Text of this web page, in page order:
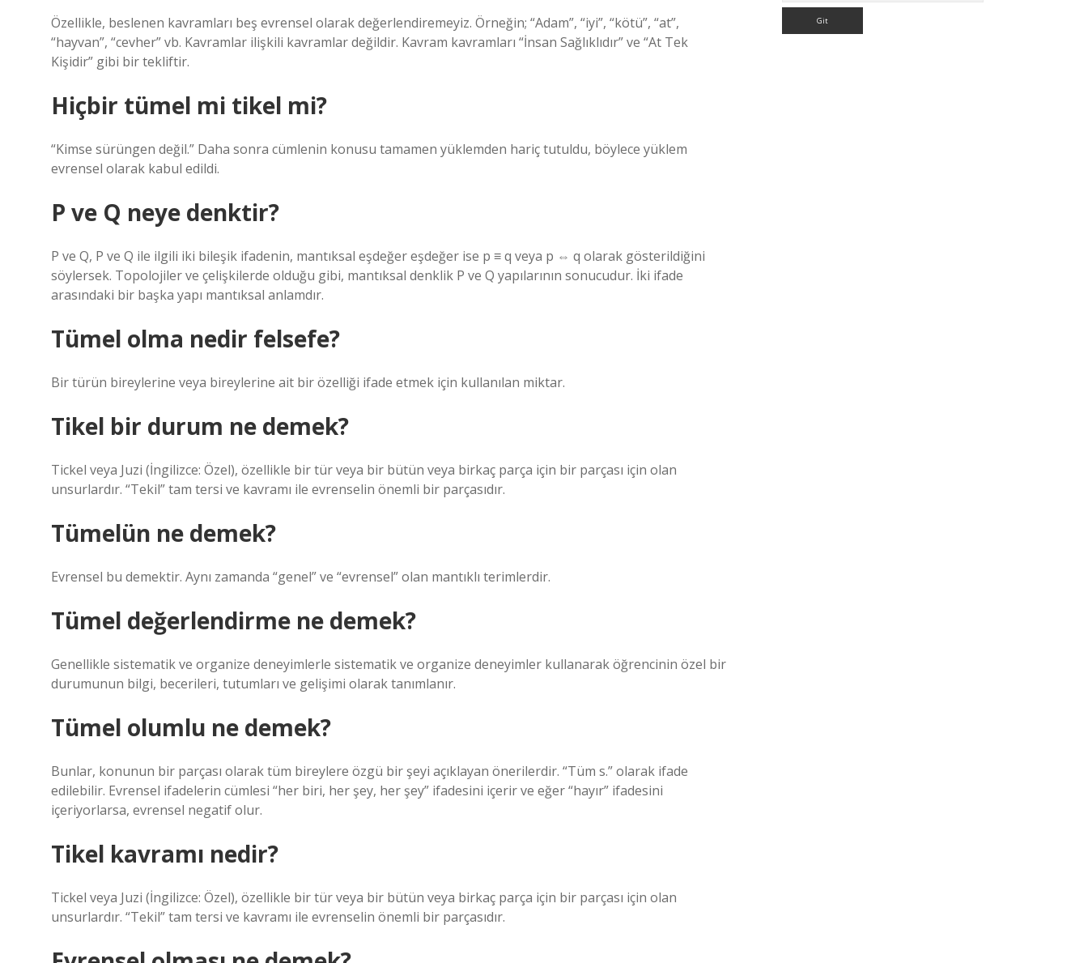
Özellikle, beslenen kavramları beş evrensel olarak değerlendiremeyiz. Örneğin; “Adam”, “iyi”, “kötü”, “at”,
“hayvan”, “cevher” vb. Kavramlar ilişkili kavramlar değildir. Kavram kavramları “İnsan Sağlıklıdır” ve “At Tek
Kişidir” gibi bir tekliftir.
Hiçbir tümel mi tikel mi?
“Kimse sürüngen değil.” Daha sonra cümlenin konusu tamamen yüklemden hariç tutuldu, böylece yüklem
evrensel olarak kabul edildi.
P ve Q neye denktir?
P ve Q, P ve Q ile ilgili iki bileşik ifadenin, mantıksal eşdeğer eşdeğer ise p ≡ q veya p ⇔ q olarak gösterildiğini
söylersek. Topolojiler ve çelişkilerde olduğu gibi, mantıksal denklik P ve Q yapılarının sonucudur. İki ifade
arasındaki bir başka yapı mantıksal anlamdır.
Tümel olma nedir felsefe?
Bir türün bireylerine veya bireylerine ait bir özelliği ifade etmek için kullanılan miktar.
Tikel bir durum ne demek?
Tickel veya Juzi (İngilizce: Özel), özellikle bir tür veya bir bütün veya birkaç parça için bir parçası için olan
unsurlardır. “Tekil” tam tersi ve kavramı ile evrenselin önemli bir parçasıdır.
Tümelün ne demek?
Evrensel bu demektir. Aynı zamanda “genel” ve “evrensel” olan mantıklı terimlerdir.
Tümel değerlendirme ne demek?
Genellikle sistematik ve organize deneyimlerle sistematik ve organize deneyimler kullanarak öğrencinin özel bir
durumunun bilgi, becerileri, tutumları ve gelişimi olarak tanımlanır.
Tümel olumlu ne demek?
Bunlar, konunun bir parçası olarak tüm bireylere özgü bir şeyi açıklayan önerilerdir. “Tüm s.” olarak ifade
edilebilir. Evrensel ifadelerin cümlesi “her biri, her şey, her şey” ifadesini içerir ve eğer “hayır” ifadesini
içeriyorlarsa, evrensel negatif olur.
Tikel kavramı nedir?
Tickel veya Juzi (İngilizce: Özel), özellikle bir tür veya bir bütün veya birkaç parça için bir parçası için olan
unsurlardır. “Tekil” tam tersi ve kavramı ile evrenselin önemli bir parçasıdır.